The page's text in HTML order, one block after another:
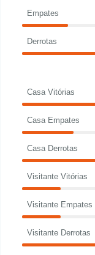
Empates
Derrotas
Casa Vitórias
Casa Empates
Casa Derrotas
Visitante Vitórias
Visitante Empates
Visitante Derrotas